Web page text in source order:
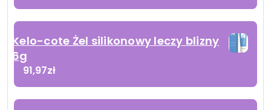
Kelo-cote Żel silikonowy leczy blizny
6g
91,97zł